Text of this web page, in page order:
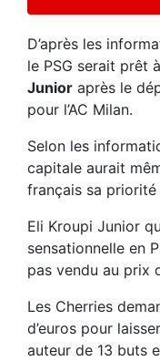
D’après les
le PSG serait prêt
Junior après le
pour l’AC Milan.
Selon les
capitale aurait
français sa
Eli Kroupi Junior
sensationnelle en
pas vendu au prix
Les Cherries
d’euros pour
auteur de 13 buts